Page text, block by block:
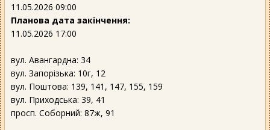
11.05.2026 09:00
Планова дата закінчення:
11.05.2026 17:00
вул. Авангардна: 34
вул. Запорізька: 10г, 12
вул. Поштова: 139, 141, 147, 155, 159
вул. Приходська: 39, 41
просп. Соборний: 87ж, 91